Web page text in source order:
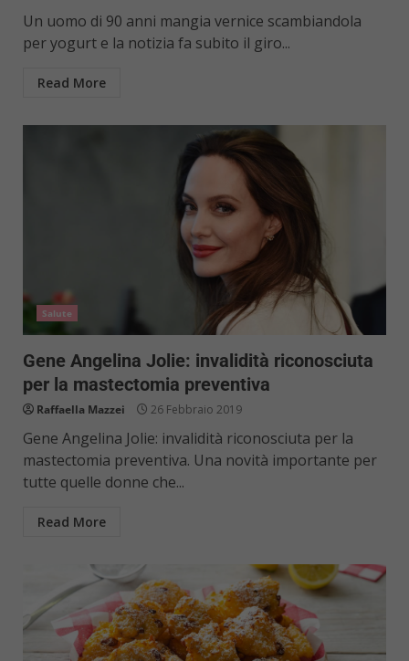
Un uomo di 90 anni mangia vernice scambiandola
per yogurt e la notizia fa subito il giro...
Read More
Salute
Gene Angelina Jolie: invalidità riconosciuta
per la mastectomia preventiva
Raffaella Mazzei 26 Febbraio 2019
Gene Angelina Jolie: invalidità riconosciuta per la
mastectomia preventiva. Una novità importante per
tutte quelle donne che...
Read More